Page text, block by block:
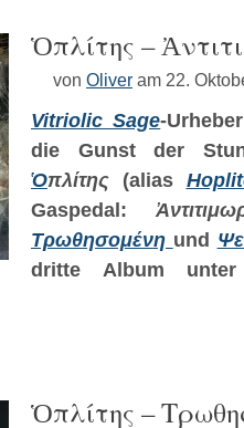
Ὁπλίτης –
von Oliver am 22.
Vitriolic Sage-
die Gunst der
Ὁπλίτης (alias
Gaspedal:
Τρωθησομένη und
dritte Album unter
Ὁπλίτης –